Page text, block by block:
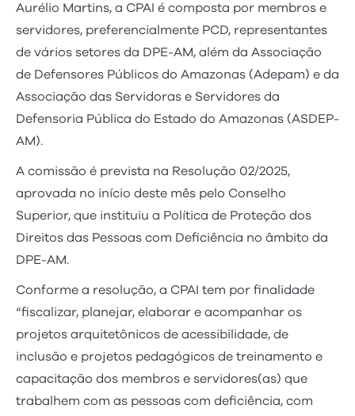
Aurélio Martins, a CPAI é composta por membros e
servidores, preferencialmente PCD, representantes
de vários setores da DPE-AM, além da Associação
de Defensores Públicos do Amazonas (Adepam) e da
Associação das Servidoras e Servidores da
Defensoria Pública do Estado do Amazonas (ASDEP-
AM).
A comissão é prevista na Resolução 02/2025,
aprovada no início deste mês pelo Conselho
Superior, que instituiu a Política de Proteção dos
Direitos das Pessoas com Deficiência no âmbito da
DPE-AM.
Conforme a resolução, a CPAI tem por finalidade
“fiscalizar, planejar, elaborar e acompanhar os
projetos arquitetônicos de acessibilidade, de
inclusão e projetos pedagógicos de treinamento e
capacitação dos membros e servidores(as) que
trabalhem com as pessoas com deficiência, com